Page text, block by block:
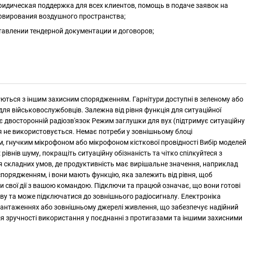
поддержка для всех клиентов, помощь в подаче заявок на
воздушного пространства;
тендерной документации и договоров;
з іншим захисним спорядженням. Гарнітури доступні в зеленому або
Залежна від рівня функція для ситуаційної
радіозв'язок Режим заглушки для вух (підтримує ситуаційну
використовується. Немає потреби у зовнішньому блоці
мікрофоном або мікрофоном кісткової провідності Вибір моделей
шуму, покращіть ситуаційну обізнаність та чітко спілкуйтеся з
умов, де продуктивність має вирішальне значення, наприклад
і вони мають функцію, яка залежить від рівня, щоб
дії з вашою командою. Підключи та працюй означає, що вони готові
та може підключатися до зовнішнього радіосигналу. Електроніка
або зовнішньому джерелі живлення, що забезпечує надійний
використання у поєднанні з протигазами та іншими захисними